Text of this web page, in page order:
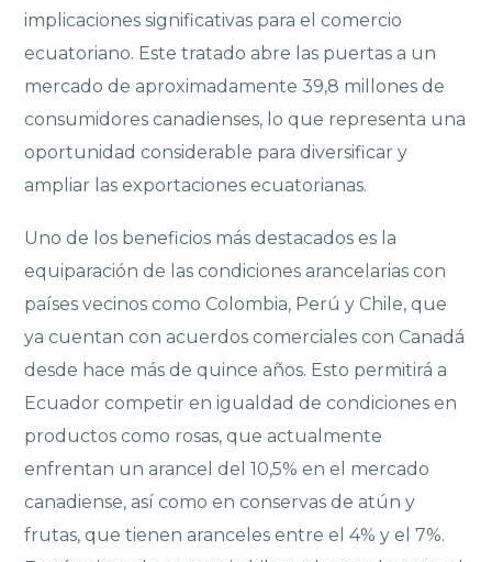
implicaciones significativas para el comercio
ecuatoriano. Este tratado abre las puertas a un
mercado de aproximadamente 39,8 millones de
consumidores canadienses, lo que representa una
oportunidad considerable para diversificar y
ampliar las exportaciones ecuatorianas.
Uno de los beneficios más destacados es la
equiparación de las condiciones arancelarias con
países vecinos como Colombia, Perú y Chile, que
ya cuentan con acuerdos comerciales con Canadá
desde hace más de quince años. Esto permitirá a
Ecuador competir en igualdad de condiciones en
productos como rosas, que actualmente
enfrentan un arancel del 10,5% en el mercado
canadiense, así como en conservas de atún y
frutas, que tienen aranceles entre el 4% y el 7%.